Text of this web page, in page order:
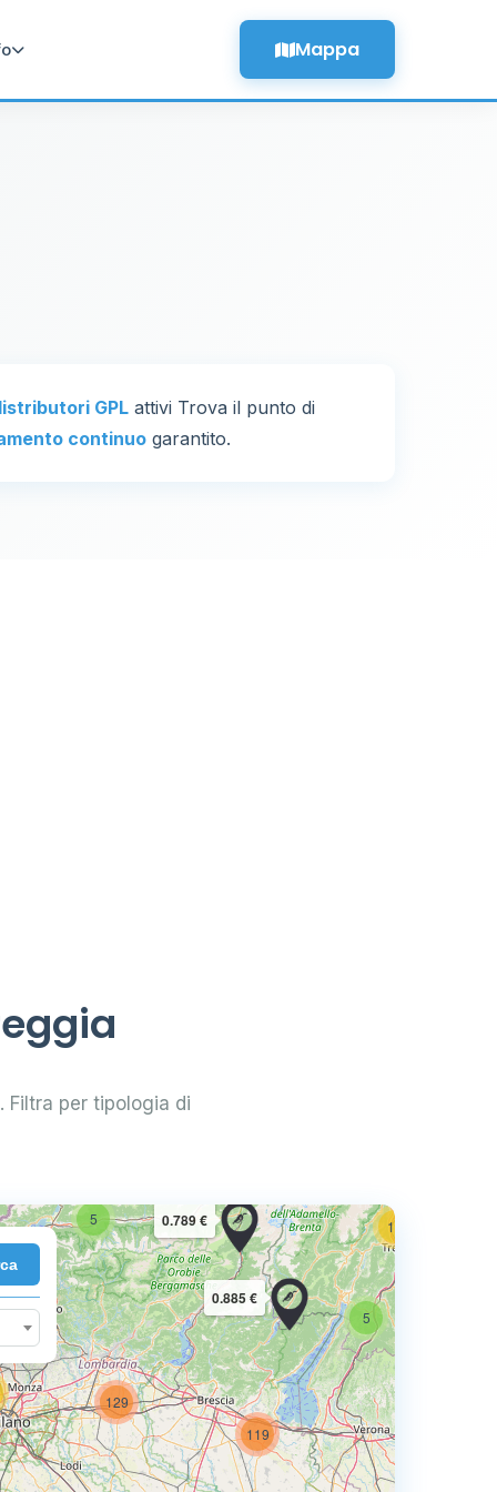
Mappa
GPL attivi Trova il punto di
continuo garantito.
Filtra per tipologia di
16
5
5
129
119
0.885 €
0.789 €